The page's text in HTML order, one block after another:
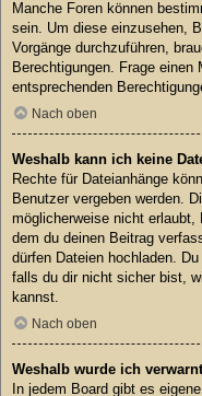
Manche Foren können
sein. Um diese einzusehen,
Vorgänge durchzuführen,
Berechtigungen. Frage einen
entsprechenden
Nach oben
Weshalb kann ich keine
Rechte für Dateianhänge
Benutzer vergeben werden.
möglicherweise nicht erlaubt,
dem du deinen Beitrag
dürfen Dateien hochladen.
falls du dir nicht sicher bist,
kannst.
Nach oben
Weshalb wurde ich
In jedem Board gibt es